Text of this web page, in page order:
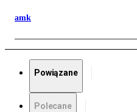
amk
Powiązane
Polecane